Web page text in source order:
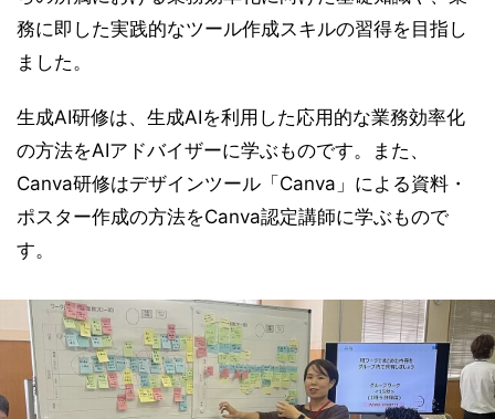
務に即した実践的なツール作成スキルの習得を目指し
ました。
生成AI研修は、生成AIを利用した応用的な業務効率化
の方法をAIアドバイザーに学ぶものです。また、
Canva研修はデザインツール「Canva」による資料・
ポスター作成の方法をCanva認定講師に学ぶもので
す。